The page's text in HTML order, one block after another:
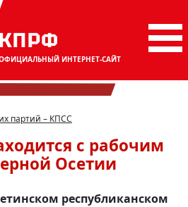
КПРФ
ИНТЕРНЕТ-САЙТ
партий – КПСС
с рабочим
Осетии
республиканском